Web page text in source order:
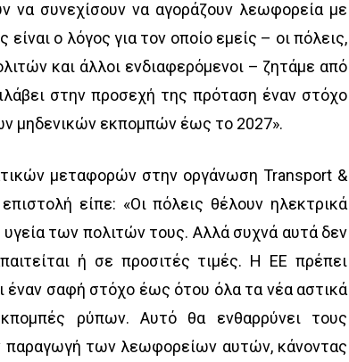
να συνεχίσουν να αγοράζουν λεωφορεία με
ο λόγος για τον οποίο εμείς – οι πόλεις,
και άλλοι ενδιαφερόμενοι – ζητάμε από
στην προσεχή της πρόταση έναν στόχο
μηδενικών εκπομπών έως το 2027».
μεταφορών στην οργάνωση Transport &
είπε: «Οι πόλεις θέλουν ηλεκτρικά
των πολιτών τους. Αλλά συχνά αυτά δεν
ή σε προσιτές τιμές. Η ΕΕ πρέπει
έναν σαφή στόχο έως ότου όλα τα νέα αστικά
ρύπων. Αυτό θα ενθαρρύνει τους
παραγωγή των λεωφορείων αυτών, κάνοντας